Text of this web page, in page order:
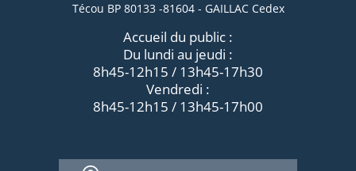
Técou BP 80133 -81604 - GAILLAC Cedex
Accueil du public :
Du lundi au jeudi :
8h45-12h15 / 13h45-17h30
Vendredi :
8h45-12h15 / 13h45-17h00